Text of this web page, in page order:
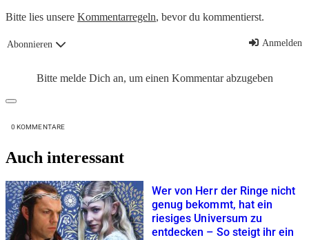
Bitte lies unsere Kommentarregeln, bevor du kommentierst.
Abonnieren Anmelden
Bitte melde Dich an, um einen Kommentar abzugeben
0 KOMMENTARE
Auch interessant
Wer von Herr der Ringe nicht
genug bekommt, hat ein
riesiges Universum zu
entdecken – So steigt ihr ein